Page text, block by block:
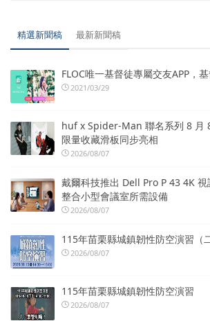
精選新聞稿 最新新聞稿
FLOC唯一基督徒專屬交友APP，
2021/03/29
huf x Spider-Man 聯名系列 8 月
限量收藏滑板同步亮相
2026/08/07
戴爾科技推出 Dell Pro P 43 4K
整合小型會議室所需設備
2026/08/07
115年苗栗縣城鎮韌性防空演習（二
2026/08/07
115年苗栗縣城鎮韌性防空演習
2026/08/07